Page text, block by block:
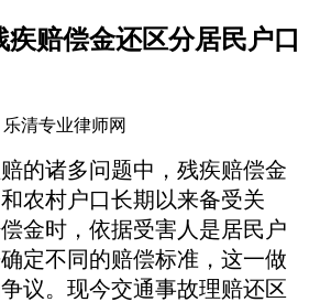
赔偿金还区分居民户口
清专业律师网
的诸多问题中，残疾赔偿金
农村户口长期以来备受关
金时，依据受害人是居民户
定不同的赔偿标准，这一做
议。 现今交通事故理赔还区